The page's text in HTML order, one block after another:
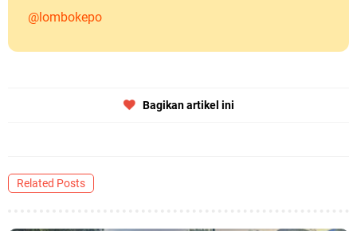
@lombokepo
Bagikan artikel ini
Related Posts